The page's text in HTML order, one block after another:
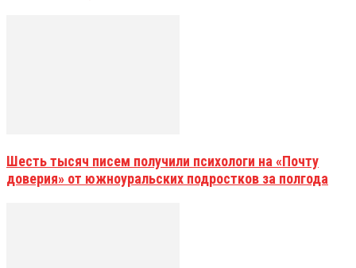
Шесть тысяч писем получили психологи на «Почту
доверия» от южноуральских подростков за полгода